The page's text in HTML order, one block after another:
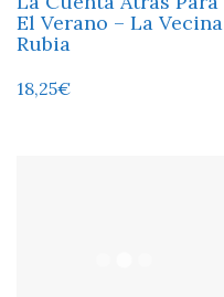
El Verano – La Vecina
Rubia
18,25€